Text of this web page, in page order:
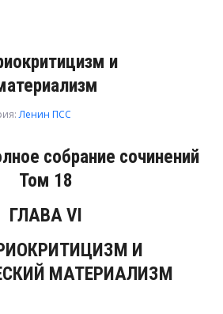
и
Ленин ПСС
собрание сочинений
Том 18
ГЛАВА VI
И
МАТЕРИАЛИЗМ